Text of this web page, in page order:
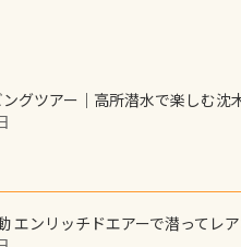
グツアー｜高所潜水で楽しむ沈
エンリッチドエアーで潜ってレ